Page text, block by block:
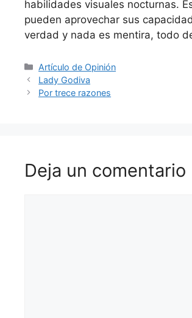
habilidades visuales nocturnas.
pueden aprovechar sus
verdad y nada es mentira, todo
Artículo de Opinión
Lady Godiva
Por trece razones
Deja un comentario